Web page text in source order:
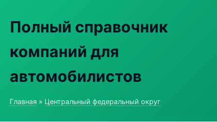
Полный справочник
компаний для
автомобилистов
Главная » Центральный федеральный округ